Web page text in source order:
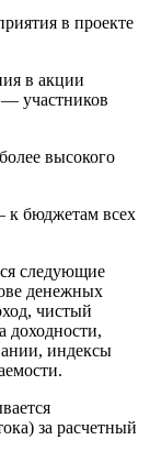
в проекте
в акции
участников
высокого
к бюджетам всех
следующие
денежных
чистый
доходности,
индексы
за расчетный